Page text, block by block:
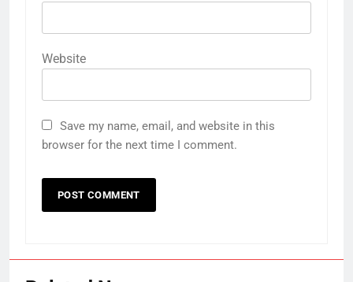
Website
Save my name, email, and website in this
browser for the next time I comment.